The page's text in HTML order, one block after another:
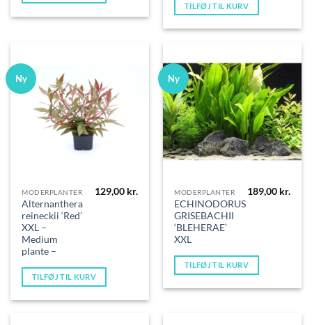
TILFØJ TIL KURV
Ny
MODERPLANTER
Alternanthera
reineckii ‘Red’
XXL –
Medium
plante –
129,00 kr.
TILFØJ TIL KURV
Ny
MODERPLANTER
ECHINODORUS
GRISEBACHII
‘BLEHERAE’
XXL
189,00 kr.
TILFØJ TIL KURV